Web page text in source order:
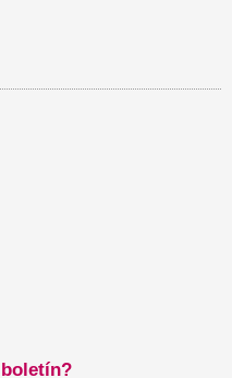
boletín?